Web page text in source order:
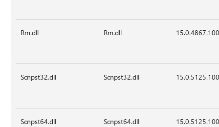
Rm.dll Rm.dll
Scnpst32.dll Scnpst32.dll
Scnpst64.dll Scnpst64.dll